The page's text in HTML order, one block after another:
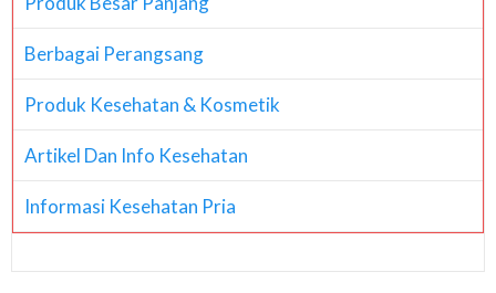
Berbagai Perangsang
Produk Kesehatan & Kosmetik
Artikel Dan Info Kesehatan
Informasi Kesehatan Pria